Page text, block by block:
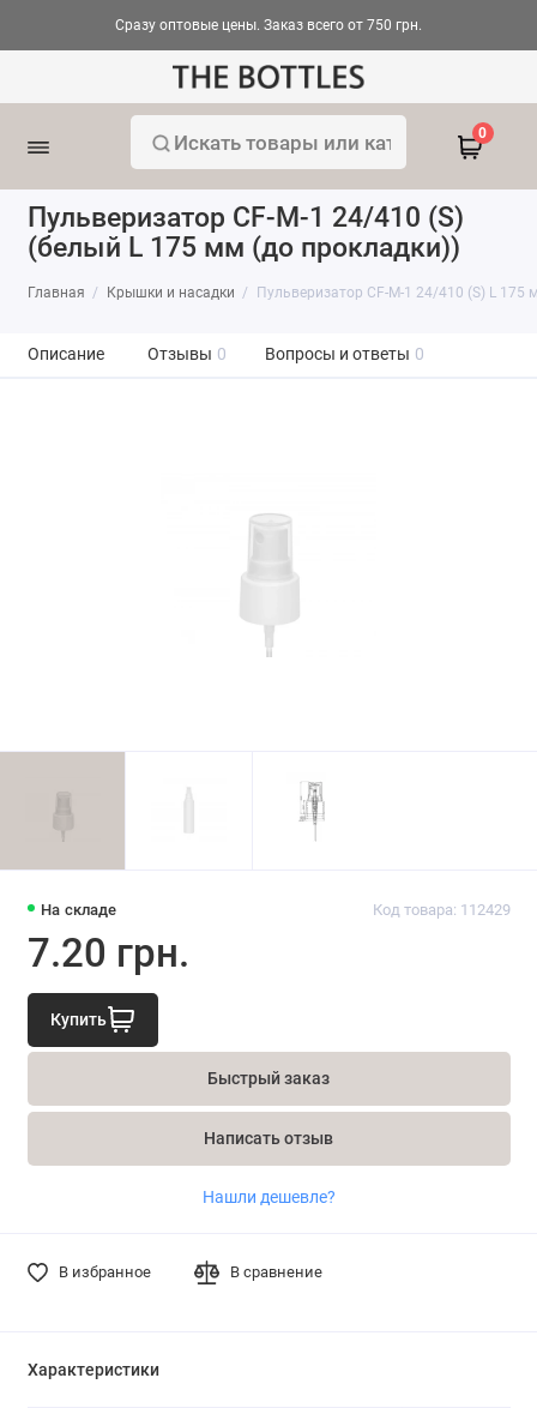
Сразу оптовые цены. Заказ всего от 750 грн.
0
Пульверизатор CF-M-1 24/410 (S)
(белый L 175 мм (до прокладки))
Главная Крышки и насадки Пульверизатор CF-M-1 24/410 (S) L
Описание Отзывы 0 Вопросы и ответы 0
На складе Код товара: 112429
7.20 грн.
Купить
Быстрый заказ
Написать отзыв
Нашли дешевле?
В избранное В сравнение
Характеристики